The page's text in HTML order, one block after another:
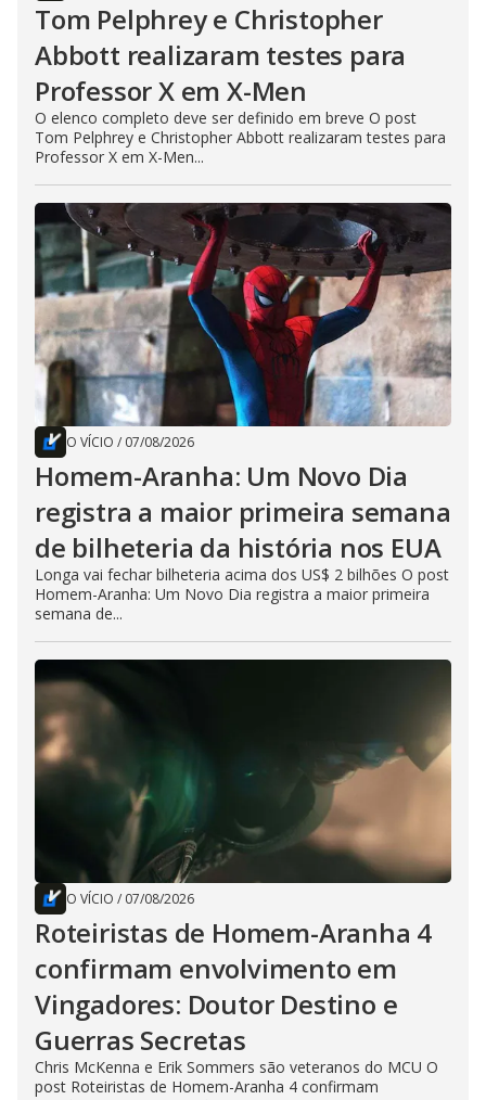
Tom Pelphrey e Christopher
Abbott realizaram testes para
Professor X em X-Men
O elenco completo deve ser definido em breve O post
Tom Pelphrey e Christopher Abbott realizaram testes para
Professor X em X-Men...
O VÍCIO / 07/08/2026
Homem-Aranha: Um Novo Dia
registra a maior primeira semana
de bilheteria da história nos EUA
Longa vai fechar bilheteria acima dos US$ 2 bilhões O post
Homem-Aranha: Um Novo Dia registra a maior primeira
semana de...
O VÍCIO / 07/08/2026
Roteiristas de Homem-Aranha 4
confirmam envolvimento em
Vingadores: Doutor Destino e
Guerras Secretas
Chris McKenna e Erik Sommers são veteranos do MCU O
post Roteiristas de Homem-Aranha 4 confirmam